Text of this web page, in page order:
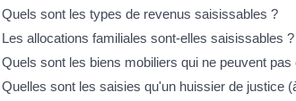
Quels sont les types de revenus saisissables ?
Les allocations familiales sont-elles saisissables ?
Quels sont les biens mobiliers qui ne peuvent pas
Quelles sont les saisies qu'un huissier de justice